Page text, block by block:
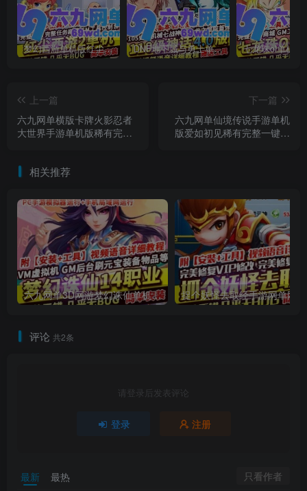
梦幻西游单机版红尘西游2微变独家打造龙魂抽奖令牌四象神兽 DNF地下城与勇士单机版110级神话版4.0全主线任务龙之庭院机械七战神实验室
上一篇
六九网单横版卡牌火影忍者
大世界手游单机版稀有完整
下一篇
六九网单仙境传说手游单机
版爱如初见稀有完整一键虚
相关推荐
六九网单3D网游梦幻诛仙单机版14职业回合手游完整一键端GM刷元宝金钱物品
评论 共2条
请登录后发表评论
登录 注册
最新 最热 只看作者